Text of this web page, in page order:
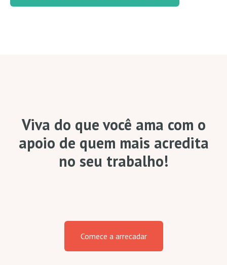
Viva do que você ama com o
apoio de quem mais acredita
no seu trabalho!
Comece a arrecadar